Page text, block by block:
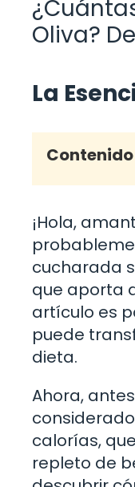
Oliva?
La
¡Hola,
cucharada
que aporta
artículo es
puede
dieta.
Ahora,
calorías,
repleto de